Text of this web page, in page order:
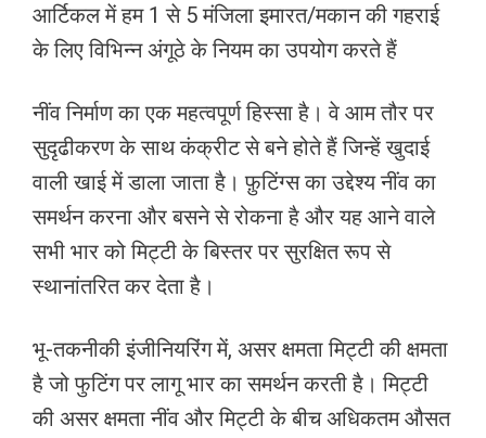
आर्टिकल में हम 1 से 5 मंजिला इमारत/मकान की गहराई
के लिए विभिन्न अंगूठे के नियम का उपयोग करते हैं
नींव निर्माण का एक महत्वपूर्ण हिस्सा है। वे आम तौर पर
सुदृढीकरण के साथ कंक्रीट से बने होते हैं जिन्हें खुदाई
वाली खाई में डाला जाता है। फ़ुटिंग्स का उद्देश्य नींव का
समर्थन करना और बसने से रोकना है और यह आने वाले
सभी भार को मिट्टी के बिस्तर पर सुरक्षित रूप से
स्थानांतरित कर देता है।
भू-तकनीकी इंजीनियरिंग में, असर क्षमता मिट्टी की क्षमता
है जो फुटिंग पर लागू भार का समर्थन करती है। मिट्टी
की असर क्षमता नींव और मिट्टी के बीच अधिकतम औसत